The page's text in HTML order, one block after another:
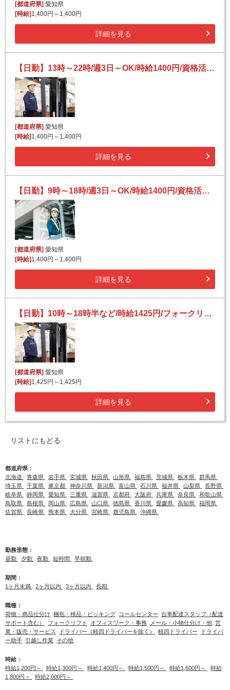
[都道府県] 愛知県
[時給] 1,400円～1,400円
詳細を見る
【日勤】13時～22時/週3日～OK/時給1400円/資格活かせる/フォークリフト/ハム・レンチン商品の入出庫
[都道府県] 愛知県
[時給] 1,400円～1,400円
詳細を見る
【日勤】9時～18時/週3日～OK/時給1400円/資格活かせる/フォークリフト/ハム・レンチン商品の入出庫
[都道府県] 愛知県
[時給] 1,400円～1,400円
詳細を見る
【日勤】10時～18時半など/時給1425円/フォークリフト/選べる時間帯/梱包物や段ボール等の資材搬送
[都道府県]愛知県
[時給]1,425円～1,425円
詳細を見る
リストにもどる
都道府県：
北海道
青森県 岩手県 宮城県 秋田県 山形県 福島県 茨城県 栃木県
群馬県
埼玉県
千葉県 東京都 神奈川県 新潟県 富山県 石川県 福井県 山梨県
長野県
岐阜県
静岡県 愛知県 三重県 滋賀県 京都府 大阪府 兵庫県 奈良県
和歌山県
鳥取県
島根県 岡山県 広島県 山口県 徳島県 香川県 愛媛県 高知県
福岡県
佐賀県
長崎県 熊本県 大分県 宮崎県 鹿児島県 沖縄県
勤務形態：
昼勤
夕勤 夜勤 短時間 早朝勤
期間：
1ヶ月未満
2ヶ月以内 3ヶ月以内 長期
職種：
荷物・商品仕分け 梱包・検品・ピッキング コールセンター
台車配達スタッフ（配達
サポート含む）
フォークリフト オフィスワーク・事務 メール・小物仕分け・他 営
業・販売・サービス
ドライバー（軽四ドライバーを除く） 軽四ドライバー
ドライバ
ー助手 引越し作業 その他
時給：
時給1,200円～
時給1,300円～ 時給1,400円～ 時給1,500円～ 時給1,600円～
時給
1,800円～
時給2,000円～